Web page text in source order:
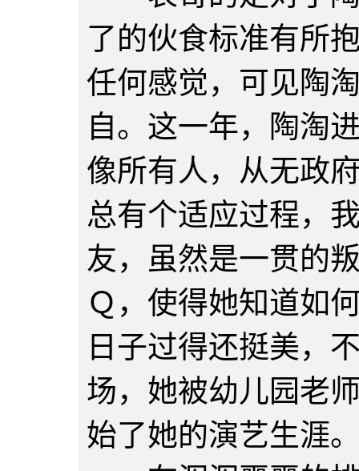
了的伙食标准有所
任何感觉，可见陶
自。这一年，陶淘
像所有人，从无政
总有个适应过程，
友，虽然是一贯的
Ｑ，使得她知道如
日子过得还挺美，
场，她被幼儿园老
始了她的演艺生涯